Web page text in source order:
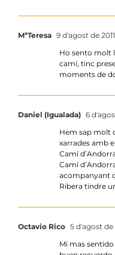
MªTeresa 9 d'agost de
Ho sento molt
camí, tinc
moments de
Daniel (Igualada) 6
Hem sap molt
xarrades amb
Camí
Camí
acompanyant
Ribera tindre
Octavio Rico 5 d'agost de
Mi mas